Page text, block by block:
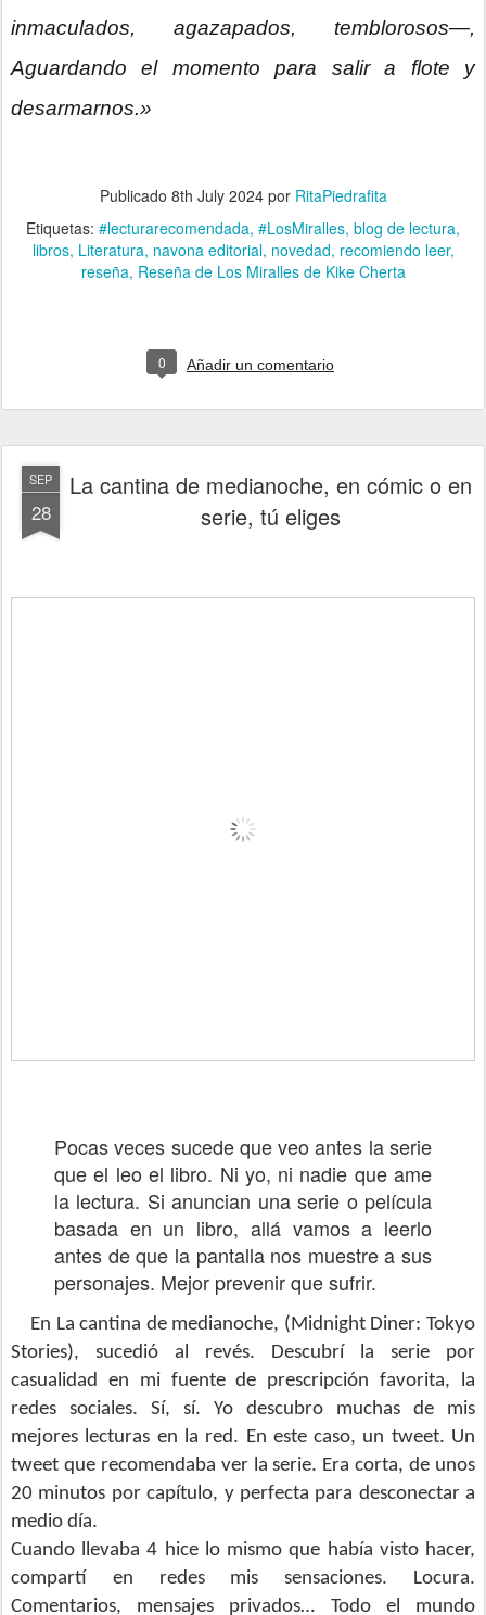
inmaculados, agazapados, temblorosos—,
Aguardando el momento para salir a flote y
desarmarnos.»
Publicado 8th July 2024por RitaPiedrafita
Etiquetas: #lecturarecomendada #LosMiralles blog de lectura
libros Literatura navona editorial novedad recomiendo leer
reseña Reseña de Los Miralles de Kike Cherta
0 Añadir un comentario
SEP
28
La cantina de medianoche, en cómic o en
serie, tú eliges
Pocas veces sucede que veo antes la serie
que el leo el libro. Ni yo, ni nadie que ame
la lectura. Si anuncian una serie o película
basada en un libro, allá vamos a leerlo
antes de que la pantalla nos muestre a sus
personajes. Mejor prevenir que sufrir.
En La cantina de medianoche, (Midnight Diner: Tokyo
Stories), sucedió al revés. Descubrí la serie por
casualidad en mi fuente de prescripción favorita, la
redes sociales. Sí, sí. Yo descubro muchas de mis
mejores lecturas en la red. En este caso, un tweet. Un
tweet que recomendaba ver la serie. Era corta, de unos
20 minutos por capítulo, y perfecta para desconectar a
medio día.
Cuando llevaba 4 hice lo mismo que había visto hacer,
compartí en redes mis sensaciones. Locura.
Comentarios, mensajes privados… Todo el mundo